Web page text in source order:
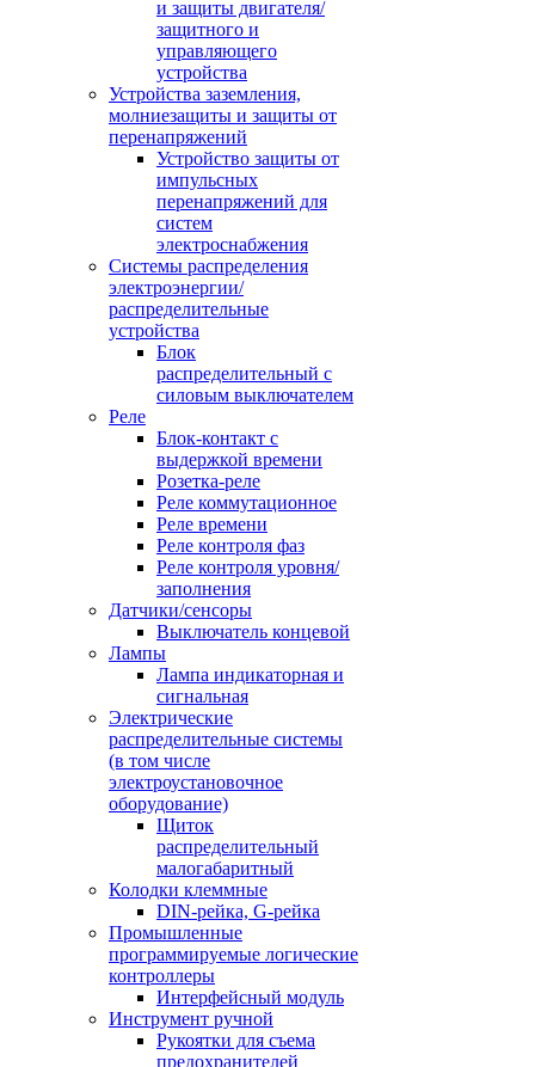
и защиты двигателя/
защитного и
управляющего
устройства
Устройства заземления,
молниезащиты и защиты от
перенапряжений
Устройство защиты от
импульсных
перенапряжений для
систем
электроснабжения
Системы распределения
электроэнергии/
распределительные
устройства
Блок
распределительный с
силовым выключателем
Реле
Блок-контакт с
выдержкой времени
Розетка-реле
Реле коммутационное
Реле времени
Реле контроля фаз
Реле контроля уровня/
заполнения
Датчики/сенсоры
Выключатель концевой
Лампы
Лампа индикаторная и
сигнальная
Электрические
распределительные системы
(в том числе
электроустановочное
оборудование)
Щиток
распределительный
малогабаритный
Колодки клеммные
DIN-рейка, G-рейка
Промышленные
программируемые логические
контроллеры
Интерфейсный модуль
Инструмент ручной
Рукоятки для съема
предохранителей